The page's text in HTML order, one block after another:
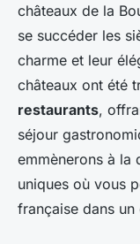
châteaux de la
se succéder les
charme et leur
châteaux ont été
restaurants,
séjour
emmènerons à la
uniques où vous
française dans